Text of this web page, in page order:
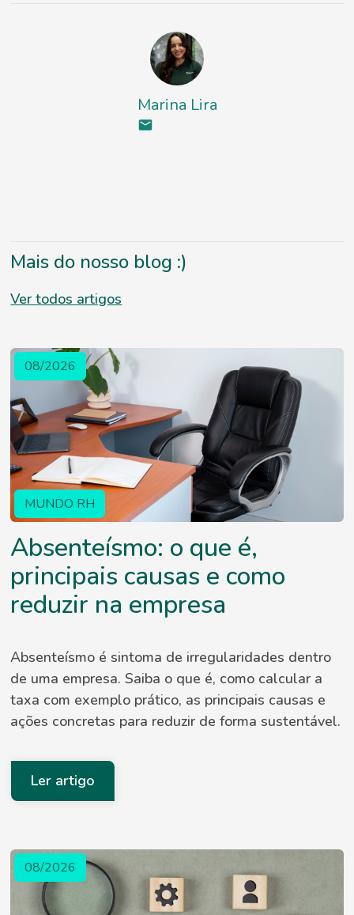
Marina Lira
Mais do nosso blog :)
Ver todos artigos
08/2026
MUNDO RH
Absenteísmo: o que é,
principais causas e como
reduzir na empresa
Absenteísmo é sintoma de irregularidades dentro
de uma empresa. Saiba o que é, como calcular a
taxa com exemplo prático, as principais causas e
ações concretas para reduzir de forma sustentável.
Ler artigo
08/2026